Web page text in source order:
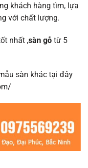
khách hàng tìm, lựa
với chất lượng.
nhất ,sàn gỗ từ 5
sàn khác tại đây